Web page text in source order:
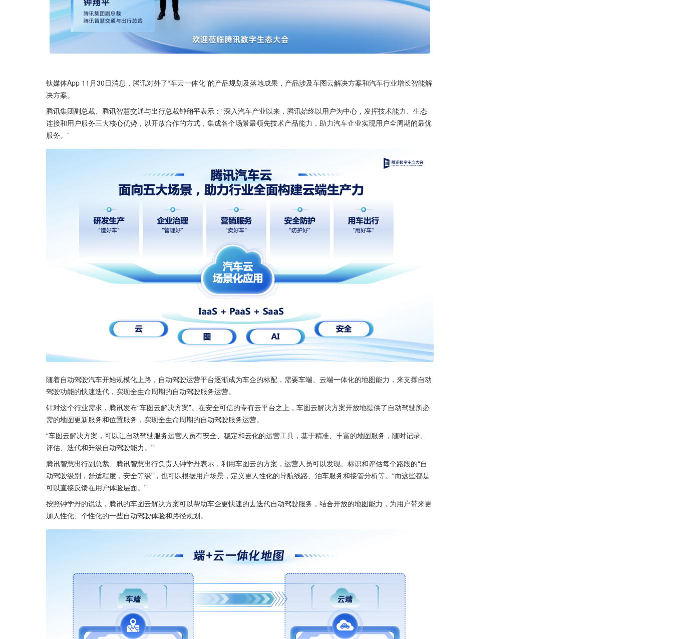
钛媒体App 11月30日消息，腾讯对外了“车云一体化”的产品规划及落地成果，产品涉及车图云解决方案和汽车行业增长智能解
决方案。
腾讯集团副总裁、腾讯智慧交通与出行总裁钟翔平表示：“深入汽车产业以来，腾讯始终以用户为中心，发挥技术能力、生态
连接和用户服务三大核心优势，以开放合作的方式，集成各个场景最领先技术产品能力，助力汽车企业实现用户全周期的最优
服务。”
随着自动驾驶汽车开始规模化上路，自动驾驶运营平台逐渐成为车企的标配，需要车端、云端一体化的地图能力，来支撑自动
驾驶功能的快速迭代，实现全生命周期的自动驾驶服务运营。
针对这个行业需求，腾讯发布“车图云解决方案”。在安全可信的专有云平台之上，车图云解决方案开放地提供了自动驾驶所必
需的地图更新服务和位置服务，实现全生命周期的自动驾驶服务运营。
“车图云解决方案，可以让自动驾驶服务运营人员有安全、稳定和云化的运营工具，基于精准、丰富的地图服务，随时记录、
评估、迭代和升级自动驾驶能力。”
腾讯智慧出行副总裁、腾讯智慧出行负责人钟学丹表示，利用车图云的方案，运营人员可以发现、标识和评估每个路段的“自
动驾驶级别，舒适程度，安全等级”，也可以根据用户场景，定义更人性化的导航线路、泊车服务和接管分析等。“而这些都是
可以直接反馈在用户体验层面。”
按照钟学丹的说法，腾讯的车图云解决方案可以帮助车企更快速的去迭代自动驾驶服务，结合开放的地图能力，为用户带来更
加人性化、个性化的一些自动驾驶体验和路径规划。